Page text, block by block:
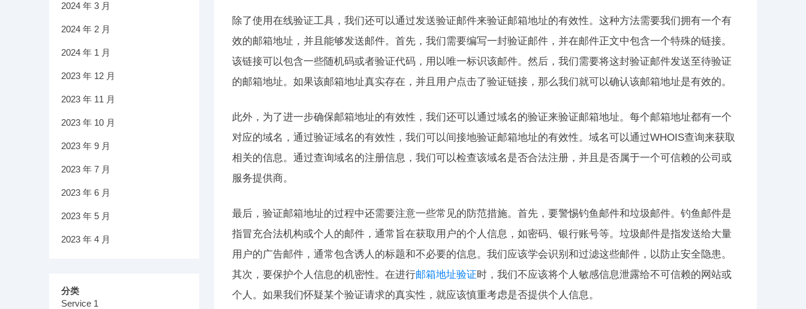
除了使用在线验证工具，我们还可以通过发送验证邮件来验证邮箱地址的有效性。这种方法需要我们拥有一个有
效的邮箱地址，并且能够发送邮件。首先，我们需要编写一封验证邮件，并在邮件正文中包含一个特殊的链接。
该链接可以包含一些随机码或者验证代码，用以唯一标识该邮件。然后，我们需要将这封验证邮件发送至待验证
的邮箱地址。如果该邮箱地址真实存在，并且用户点击了验证链接，那么我们就可以确认该邮箱地址是有效的。
此外，为了进一步确保邮箱地址的有效性，我们还可以通过域名的验证来验证邮箱地址。每个邮箱地址都有一个
对应的域名，通过验证域名的有效性，我们可以间接地验证邮箱地址的有效性。域名可以通过WHOIS查询来获取
相关的信息。通过查询域名的注册信息，我们可以检查该域名是否合法注册，并且是否属于一个可信赖的公司或
服务提供商。
最后，验证邮箱地址的过程中还需要注意一些常见的防范措施。首先，要警惕钓鱼邮件和垃圾邮件。钓鱼邮件是
指冒充合法机构或个人的邮件，通常旨在获取用户的个人信息，如密码、银行账号等。垃圾邮件是指发送给大量
用户的广告邮件，通常包含诱人的标题和不必要的信息。我们应该学会识别和过滤这些邮件，以防止安全隐患。
其次，要保护个人信息的机密性。在进行邮箱地址验证时，我们不应该将个人敏感信息泄露给不可信赖的网站或
个人。如果我们怀疑某个验证请求的真实性，就应该慎重考虑是否提供个人信息。
2024 年 3 月
2024 年 2 月
2024 年 1 月
2023 年 12 月
2023 年 11 月
2023 年 10 月
2023 年 9 月
2023 年 7 月
2023 年 6 月
2023 年 5 月
2023 年 4 月
分类
Service 1